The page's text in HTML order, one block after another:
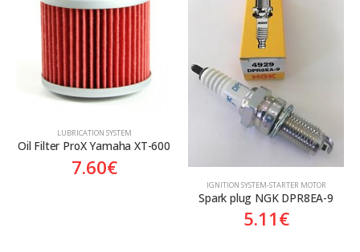
Aftermarket
LUBRICATION SYSTEM
Oil Filter ProX Yamaha XT-600
7.60€
ΙGNITION SYSTEM-STARTER MOTOR
Spark plug NGK DPR8EA-9
5.11€